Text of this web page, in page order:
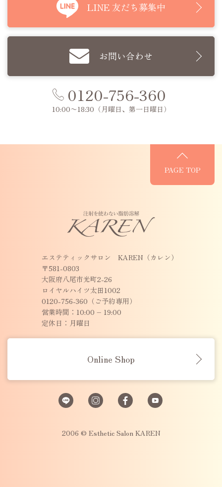
LINE 友だち募集中
お問い合わせ
0120-756-360
10:00〜18:30 （月曜日、第一日曜日）
PAGE TOP
エステティックサロン KAREN（カレン）
〒581-0803
大阪府八尾市光町2-26
ロイヤルハイツ太田1002
0120-756-360（ご予約専用）
営業時間：10:00 – 19:00
定休日：月曜日
Online Shop
2006 © Esthetic Salon KAREN